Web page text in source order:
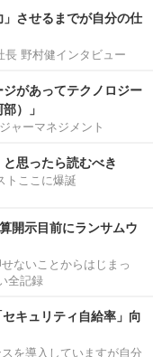
」させるまでが自分の仕
長 野村健インタビュー
ジがあってテクノロジー
）」
ャーマネジメント
思ったら読むべき
トここに爆誕
開示目前にランサムウ
ないことからはじまっ
全記録
キュリティ自給率」向
を導入していますが自分